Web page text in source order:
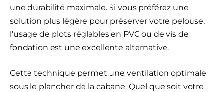
une durabilité maximale. Si vous préférez une
solution plus légère pour préserver votre pelouse,
l’usage de plots réglables en PVC ou de vis de
fondation est une excellente alternative.
Cette technique permet une ventilation optimale
sous le plancher de la cabane. Quel que soit votre